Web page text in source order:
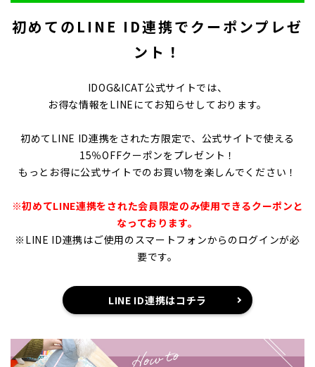
なペットアパレル、健康をサポー
ト性を追求したハーネスなどが人
こだわり抜いた「ものづくり」の
ル（富山） ドッグウェア・犬用ハ
ーネス・ペットベッド・キャリー
らしをサポートするオリジナル商
品を企画・製造・販売していま
す。 #犬の服iDog #犬服 #イヌゴノ
ックMサイズ着用 ▶ご購入・詳細
から ★IDOG&ICAT（アイドッグ
HAPPY LIFE WITH OUR
への深い愛情と機能性を融合した
ドッグウェア・ペット用品ブラン
スウェア、 フィット性を追求した
ハーネスなどが人気。 生地選定か
らパターンまで、こだわり抜いた
「ものづくり」の精神が宿る商品
株式会社ゼフィール（富山） ドッ
グウェア・犬用ハーネス・ペット
ベッド・キャリーバッグ・犬のお
もちゃ・ シニア犬用ケアアイテム
など、愛犬との暮らしをサポート
犬の服 #イヌゴノミクス #犬の暑
さ対策 #保冷剤
能
初めてのLINE ID連携でクーポンプレゼ
ント！
IDOG&ICAT公式サイトでは、
お得な情報をLINEにてお知らせしております。
初めてLINE ID連携をされた方限定で、公式サイトで使える
15％OFFクーポンをプレゼント！
もっとお得に公式サイトでのお買い物を楽しんでください！
※初めてLINE連携をされた会員限定のみ使用できるクーポンと
なっております。
※LINE ID連携はご使用のスマートフォンからのログインが必
要です。
LINE ID連携はコチラ